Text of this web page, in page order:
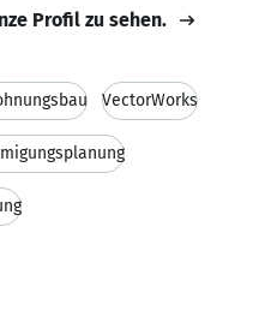
Profil zu sehen.
VectorWorks